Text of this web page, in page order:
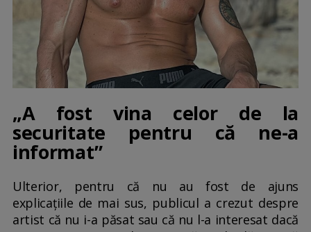
„A fost vina celor de la
securitate pentru că ne-a
informat”
Ulterior, pentru că nu au fost de ajuns
explicațiile de mai sus, publicul a crezut despre
artist că nu i-a păsat sau că nu l-a interesat dacă